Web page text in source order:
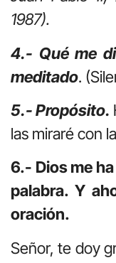
1987).
4.- Qué me
meditado.
5.- Propósito.
las miraré con
6.- Dios me
palabra. Y
oración.
Señor, te doy